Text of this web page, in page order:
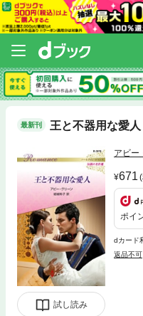
最新刊 王と不器用な愛
試し読み
アビー
671
ポイ
dカード
返品不可